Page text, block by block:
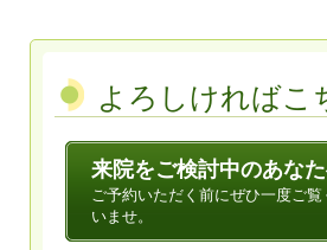
よろしければこ
来院をご検討中のあな
ご予約いただく前にぜひ一度ご覧
いませ。